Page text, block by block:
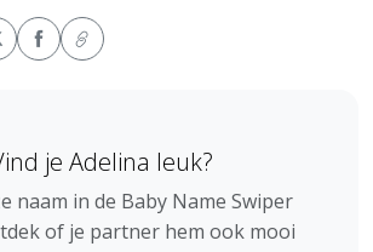
je Adelina leuk?
naam in de Baby Name Swiper
of je partner hem ook mooi